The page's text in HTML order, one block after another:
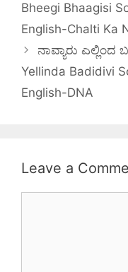
Bheegi Bhaagisi
English-Chalti Ka
ನಾವ್ಯಾರು
Yellinda Badidivi
English-DNA
Leave a